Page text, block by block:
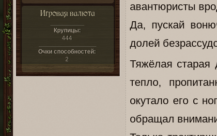
Игровая валюта
Крупицы:
444
Очки способностей:
2
авантюристы
Да, пускай
долей
Тяжёлая старая
тепло,
окутало его с
обращал